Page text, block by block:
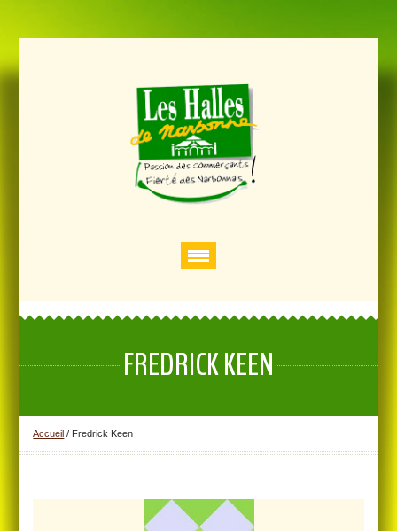
FREDRICK KEEN
Accueil / Fredrick Keen